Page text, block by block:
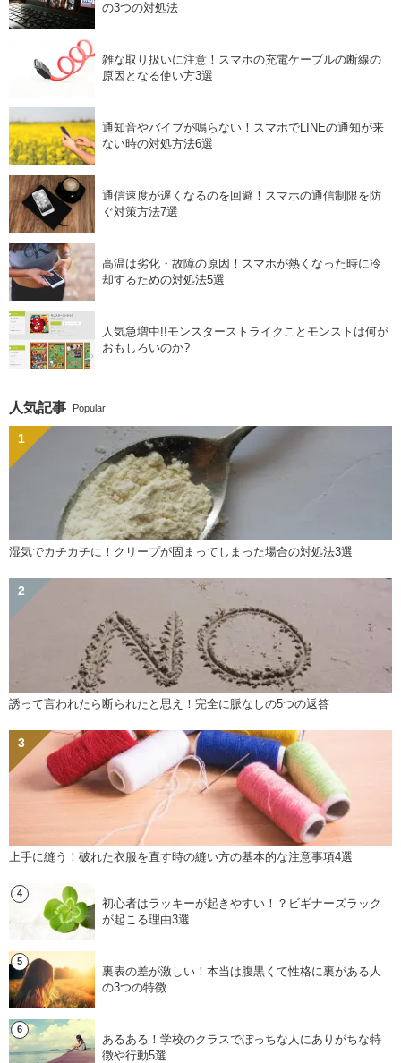
の3つの対処法
雑な取り扱いに注意！スマホの充電ケーブルの断線の
原因となる使い方3選
通知音やバイブが鳴らない！スマホでLINEの通知が来
ない時の対処方法6選
通信速度が遅くなるのを回避！スマホの通信制限を防
ぐ対策方法7選
高温は劣化・故障の原因！スマホが熱くなった時に冷
却するための対処法5選
人気急増中!!モンスターストライクことモンストは何が
おもしろいのか?
人気記事 Popular
湿気でカチカチに！クリープが固まってしまった場合の対処法3選
誘って言われたら断られたと思え！完全に脈なしの5つの返答
上手に縫う！破れた衣服を直す時の縫い方の基本的な注意事項4選
初心者はラッキーが起きやすい！？ビギナーズラック
が起こる理由3選
裏表の差が激しい！本当は腹黒くて性格に裏がある人
の3つの特徴
あるある！学校のクラスでぼっちな人にありがちな特
徴や行動5選